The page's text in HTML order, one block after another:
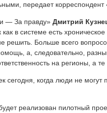
передает
— За правду» Дмитрий
в системе есть
решить. Больше всего
а, следовательно,
на регионы, а
сегодня, когда люди не могут
реализован пилотный